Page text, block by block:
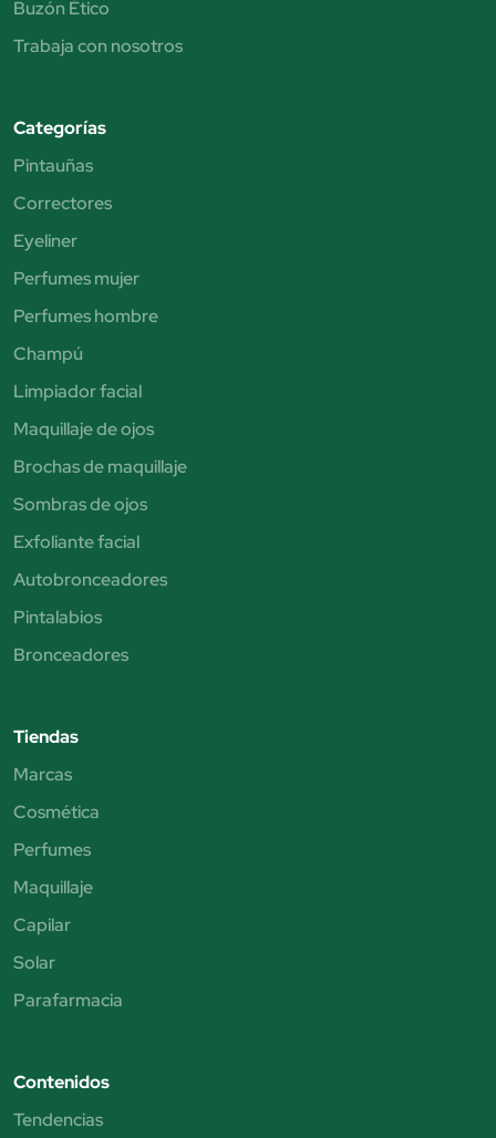
Buzón Ético
Trabaja con nosotros
Categorías
Pintauñas
Correctores
Eyeliner
Perfumes mujer
Perfumes hombre
Champú
Limpiador facial
Maquillaje de ojos
Brochas de maquillaje
Sombras de ojos
Exfoliante facial
Autobronceadores
Pintalabios
Bronceadores
Tiendas
Marcas
Cosmética
Perfumes
Maquillaje
Capilar
Solar
Parafarmacia
Contenidos
Tendencias